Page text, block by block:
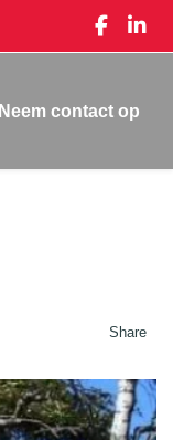
Neem contact op
Share